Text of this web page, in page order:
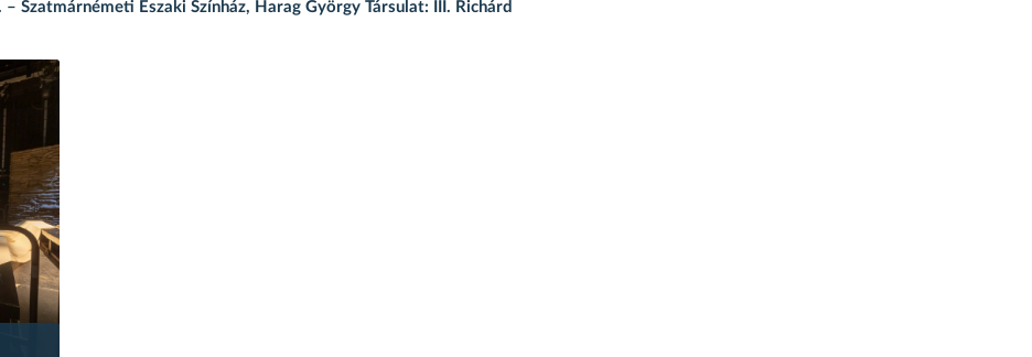
Szatmárnémeti Északi Színház, Harag György Társulat: III. Richárd